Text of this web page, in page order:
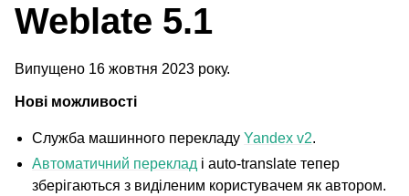
Weblate 5.1
Випущено 16 жовтня 2023 року.
Нові можливості
Служба машинного перекладуYandex v2.
Автоматичний переклад іauto-translate тепер
зберігаються з виділеним користувачем як автором.